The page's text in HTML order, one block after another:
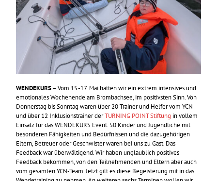
WENDEKURS– Vom 15.-17. Mai hatten wir einextrem intensives und
emotionales Wochenende am Brombachsee, im positivsten Sinn. Von
Donnerstag bis Sonntag waren über 20 Trainer und Helfer vom YCN
und über 12 Inklusionstrainer derTURNING POINT Stiftung in vollem
Einsatz für das WENDEKURS Event. 50 Kinder und Jugendliche mit
besonderen Fähigkeiten und Bedürfnissen und die dazugehörigen
Eltern, Betreuer oder Geschwister waren bei uns zu Gast. Das
Feedback war überwältigend. Wir haben unglaublich positives
Feedback bekommen, von den Teilnehmenden und Eltern aber auch
vom gesamten YCN-Team. Jetzt gilt es diese Begeisterung mit in das